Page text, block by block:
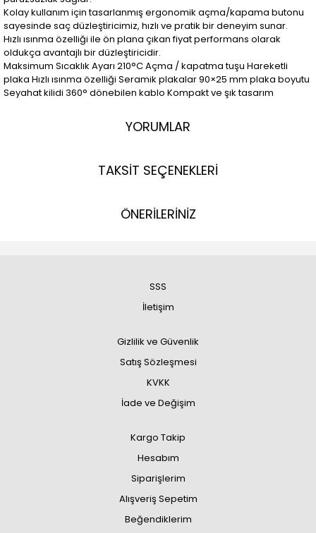
Kolay kullanım için tasarlanmış ergonomik açma/kapama butonu
sayesinde saç düzleştiricimiz, hızlı ve pratik bir deneyim sunar.
Hızlı ısınma özelliği ile ön plana çıkan fiyat performans olarak
oldukça avantajlı bir düzleştiricidir.
Maksimum Sıcaklık Ayarı 210°C Açma / kapatma tuşu Hareketli
plaka Hızlı ısınma özelliği Seramik plakalar 90×25 mm plaka boyutu
Seyahat kilidi 360° dönebilen kablo Kompakt ve şık tasarım
YORUMLAR
TAKSİT SEÇENEKLERİ
ÖNERİLERİNİZ
SSS
İletişim
Gizlilik ve Güvenlik
Satış Sözleşmesi
KVKK
İade ve Değişim
Kargo Takip
Hesabım
Siparişlerim
Alışveriş Sepetim
Beğendiklerim